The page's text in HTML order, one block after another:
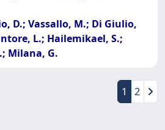
D.; Vassallo, M.; Di Giulio,
L.; Hailemikael, S.;
Milana, G.
1 2